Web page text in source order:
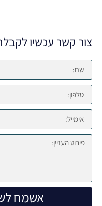
צור קשר עכשיו לקבלת
אשמח